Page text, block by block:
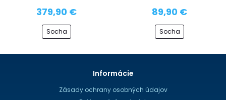
379,90 €
Socha
89,90 €
Socha
Informácie
Zásady ochrany osobných údajov